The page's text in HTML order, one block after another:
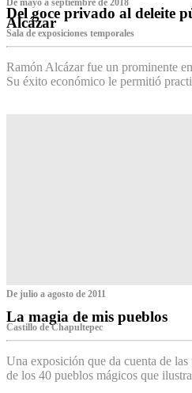
De mayo a septiembre de 2018
Del goce privado al deleite
Alcázar
Sala de exposiciones temporales
Ramón Alcázar fue un prominente
Su éxito económico le permitió
De julio a agosto de 2011
La magia de mis pueblos
Castillo de Chapultepec
Una exposición que da cuenta de
de los 40 pueblos mágicos que